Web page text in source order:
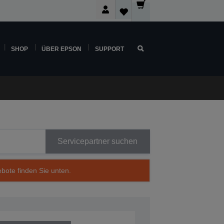
SHOP ÜBER EPSON SUPPORT
Servicepartner suchen
finden Sie unten.